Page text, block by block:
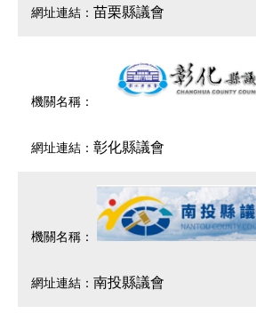
苗栗縣議會
彰化縣議會
南投縣議會